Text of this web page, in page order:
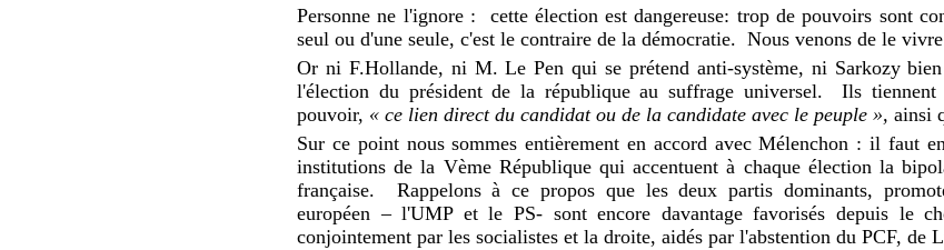
Personne ne l'ignore :
cette élection est dangereuse: trop de pouvoirs sont
seul ou d'une seule, c'est le contraire de la démocratie. Nous venons de le
Or ni F.Hollande, ni M. Le Pen qui se prétend anti-système, ni Sarkozy
l'élection du président de la république au suffrage universel.
Ils tiennent
pouvoir, « ce lien direct du candidat ou de la candidate avec le peuple », ainsi
Sur ce point nous sommes entièrement en accord avec Mélenchon : il faut
institutions de la Vème République qui accentuent à chaque élection la
française.
Rappelons à ce propos que les deux partis dominants,
européen – l'UMP et le PS- sont encore davantage favorisés depuis le
conjointement par les socialistes et la droite, aidés par l'abstention du PCF, de